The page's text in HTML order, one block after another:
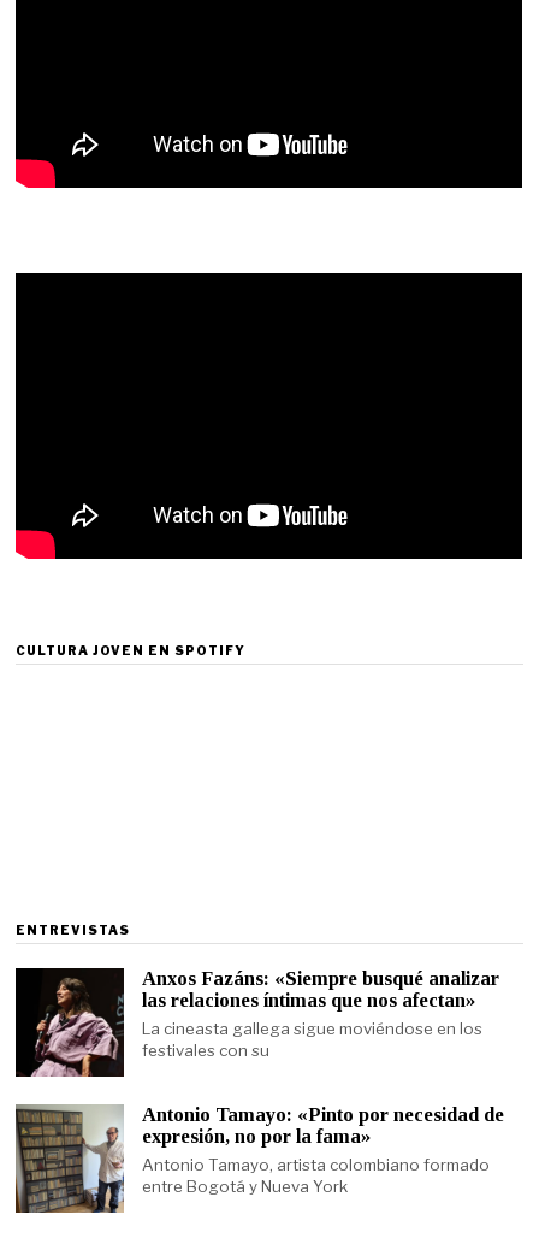
CULTURA JOVEN EN SPOTIFY
ENTREVISTAS
Anxos Fazáns: «Siempre busqué analizar
las relaciones íntimas que nos afectan»
La cineasta gallega sigue moviéndose en los
festivales con su
Antonio Tamayo: «Pinto por necesidad de
expresión, no por la fama»
Antonio Tamayo, artista colombiano formado
entre Bogotá y Nueva York